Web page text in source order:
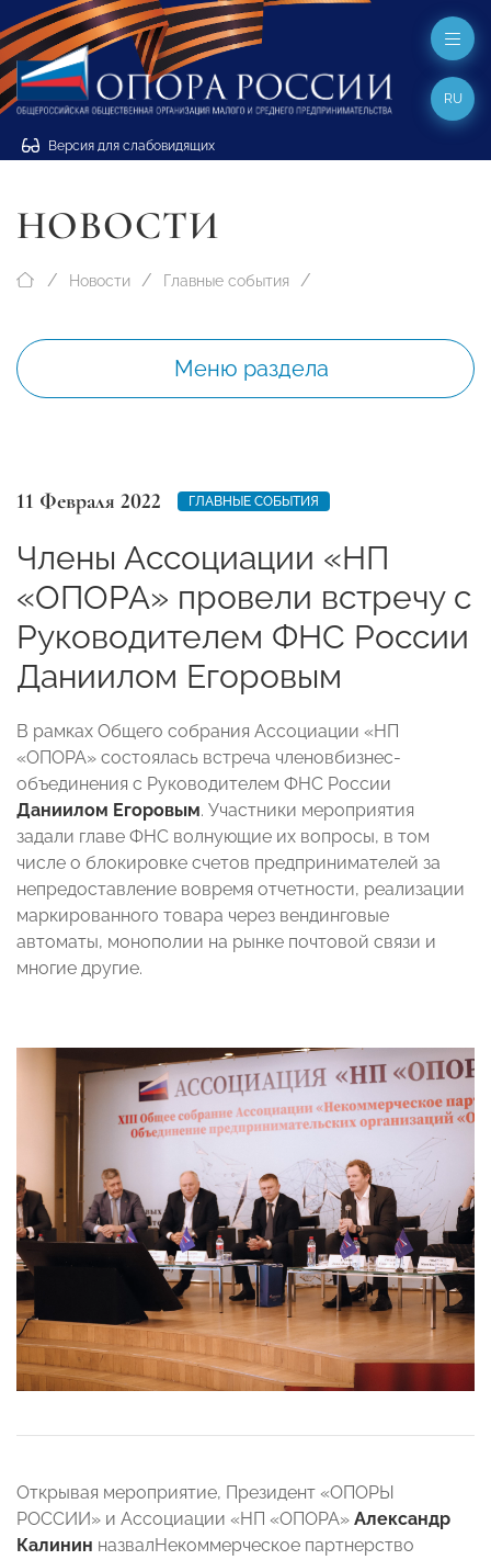
Версия для слабовидящих
RU
НОВОСТИ
Новости Главные события
Меню раздела
11 Февраля 2022 ГЛАВНЫЕ СОБЫТИЯ
Члены Ассоциации «НП
«ОПОРА» провели встречу с
Руководителем ФНС России
Даниилом Егоровым
В рамках Общего собрания Ассоциации «НП
«ОПОРА» состоялась встреча членовбизнес-
объединения с Руководителем ФНС России
Даниилом Егоровым. Участники мероприятия
задали главе ФНС волнующие их вопросы, в том
числе о блокировке счетов предпринимателей за
непредоставление вовремя отчетности, реализации
маркированного товара через вендинговые
автоматы, монополии на рынке почтовой связи и
многие другие.
Открывая мероприятие, Президент «ОПОРЫ
РОССИИ» и Ассоциации «НП «ОПОРА» Александр
Калинин назвалНекоммерческое партнерство